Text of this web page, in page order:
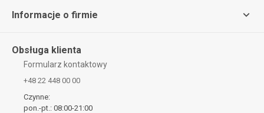
Informacje o firmie
Obsługa klienta
Formularz kontaktowy
+48 22 448 00 00
Czynne:
pon.-pt.: 08:00-21:00